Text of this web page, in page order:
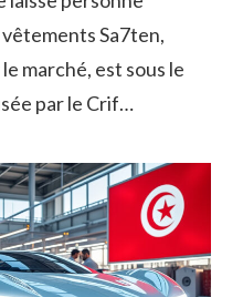
Sa7ten,
marché, est sous le
par le Crif…